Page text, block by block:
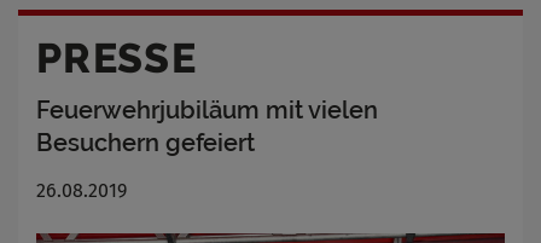
PRESSE
Feuerwehrjubiläum mit vielen
Besuchern gefeiert
26.08.2019